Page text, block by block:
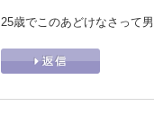
25歳でこのあどけなさって